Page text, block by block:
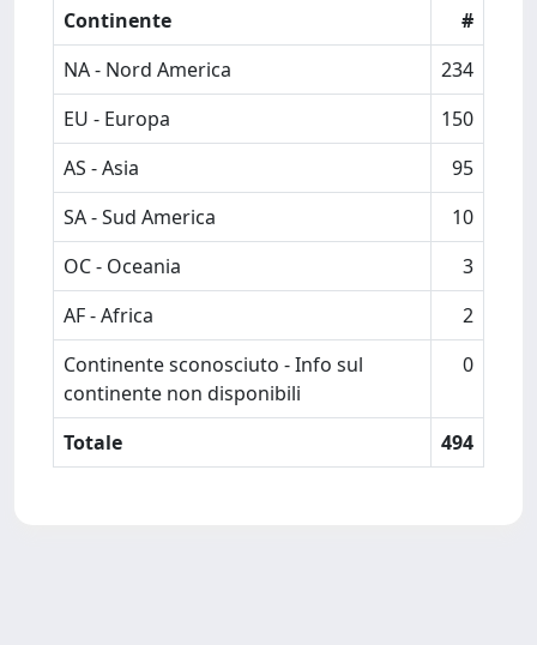
Continente
#
NA - Nord America
234
EU - Europa
150
AS - Asia
95
SA - Sud America
10
OC - Oceania
3
AF - Africa
2
Continente sconosciuto - Info sul
continente non disponibili
0
Totale 494